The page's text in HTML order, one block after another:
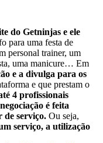
do Getninjas e ele
para uma festa de
personal trainer, um
uma manicure… Em
e a divulga para os
e que prestam o
4 profissionais
é feita
de serviço. Ou seja,
serviço, a utilização